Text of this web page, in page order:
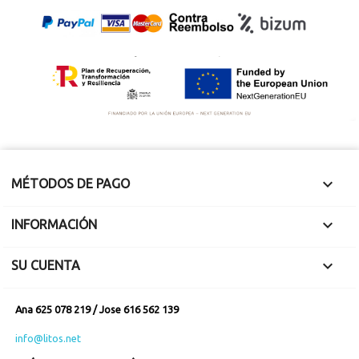
dos vueltas
dos vueltas
MÉTODOS DE PAGO 
INFORMACIÓN 
SU CUENTA 
Ana 625 078 219 / Jose 616 562 139
info@litos.net